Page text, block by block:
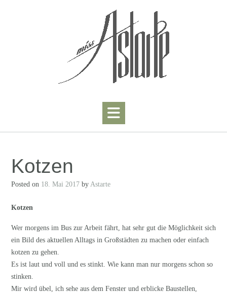
Kotzen
Posted on 18. Mai 2017 by Astarte
Kotzen
Wer morgens im Bus zur Arbeit fährt, hat sehr gut die Möglichkeit sich
ein Bild des aktuellen Alltags in Großstädten zu machen oder einfach
kotzen zu gehen.
Es ist laut und voll und es stinkt. Wie kann man nur morgens schon so
stinken.
Mir wird übel, ich sehe aus dem Fenster und erblicke Baustellen,